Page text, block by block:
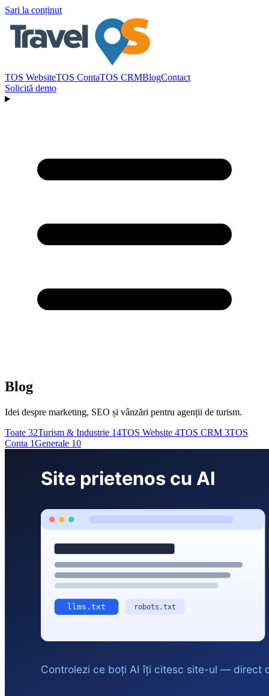
Sari la conținut
TOS WebsiteTOS ContaTOS CRMBlogContact
Solicită demo
Blog
Idei despre marketing, SEO și vânzări pentru agenții de turism.
Toate 32Turism & Industrie 14TOS Website 4TOS CRM 3TOS
Conta 1Generale 10